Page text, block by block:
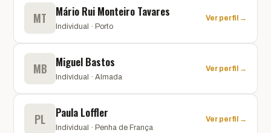
MT Mário Rui Monteiro Tavares
Individual · Porto
Ver perfil →
MB Miguel Bastos
Individual · Almada
Ver perfil →
PL Paula Loffler
Individual · Penha de França
Ver perfil →